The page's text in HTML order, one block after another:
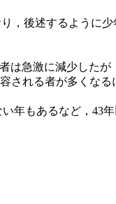
，後述するように
は急激に減少したが
される者が多くなる
年もあるなど，43